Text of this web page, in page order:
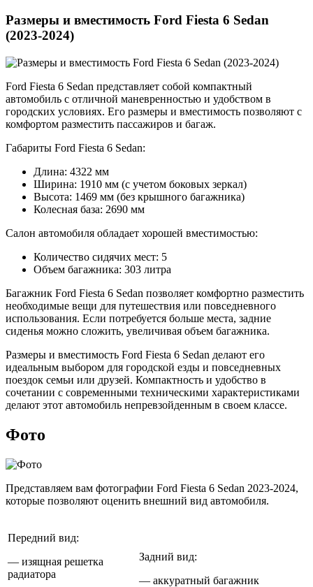
Размеры и вместимость Ford Fiesta 6 Sedan
(2023-2024)
Ford Fiesta 6 Sedan представляет собой компактный
автомобиль с отличной маневренностью и удобством в
городских условиях. Его размеры и вместимость позволяют с
комфортом разместить пассажиров и багаж.
Габариты Ford Fiesta 6 Sedan:
Длина: 4322 мм
Ширина: 1910 мм (с учетом боковых зеркал)
Высота: 1469 мм (без крышного багажника)
Колесная база: 2690 мм
Салон автомобиля обладает хорошей вместимостью:
Количество сидячих мест: 5
Объем багажника: 303 литра
Багажник Ford Fiesta 6 Sedan позволяет комфортно разместить
необходимые вещи для путешествия или повседневного
использования. Если потребуется больше места, задние
сиденья можно сложить, увеличивая объем багажника.
Размеры и вместимость Ford Fiesta 6 Sedan делают его
идеальным выбором для городской езды и повседневных
поездок семьи или друзей. Компактность и удобство в
сочетании с современными техническими характеристиками
делают этот автомобиль непревзойденным в своем классе.
Фото
Представляем вам фотографии Ford Fiesta 6 Sedan 2023-2024,
которые позволяют оценить внешний вид автомобиля.
Передний вид:
— изящная решетка
радиатора
Задний вид:
— аккуратный багажник